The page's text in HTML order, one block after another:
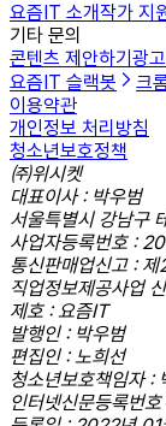
요즘IT 소개작가 지
기타 문의
콘텐츠 제안하기광
요즘IT 슬랙봇
크
이용약관
개인정보 처리방침
청소년보호정책
㈜위시켓
대표이사 : 박우범
서울특별시 강남구
사업자등록번호 :
통신판매업신고 :
직업정보제공사업
제호 : 요즘IT
발행인 : 박우범
편집인 : 노희선
청소년보호책임자 :
인터넷신문등록번